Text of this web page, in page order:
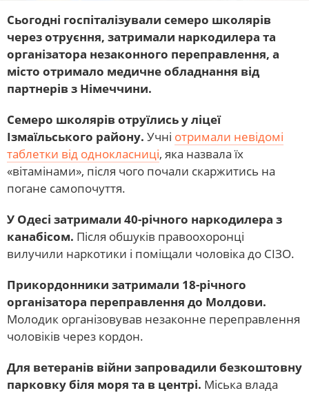
Сьогодні госпіталізували семеро школярів
через отруєння, затримали наркодилера та
організатора незаконного переправлення, а
місто отримало медичне обладнання від
партнерів з Німеччини.
Семеро школярів отруїлись у ліцеї
Ізмаїльського району. Учні отримали невідомі
таблетки від однокласниці, яка назвала їх
«вітамінами», після чого почали скаржитись на
погане самопочуття.
У Одесі затримали 40-річного наркодилера з
канабісом. Після обшуків правоохоронці
вилучили наркотики і поміщали чоловіка до СІЗО.
Прикордонники затримали 18-річного
організатора переправлення до Молдови.
Молодик організовував незаконне переправлення
чоловіків через кордон.
Для ветеранів війни запровадили безкоштовну
парковку біля моря та в центрі. Міська влада